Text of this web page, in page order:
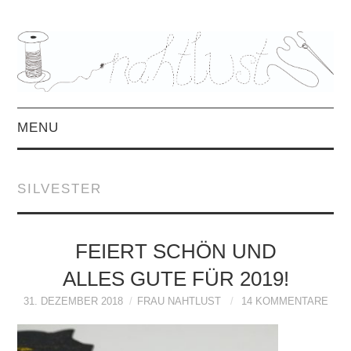
MENU
MITTWOCHSMIX &
INTERVIEWS
FREEBOOKS &
SILVESTER
FEIERT SCHÖN UND
ALLES GUTE FÜR 2019!
31. DEZEMBER 2018 FRAU NAHTLUST 14 KOMMENTARE